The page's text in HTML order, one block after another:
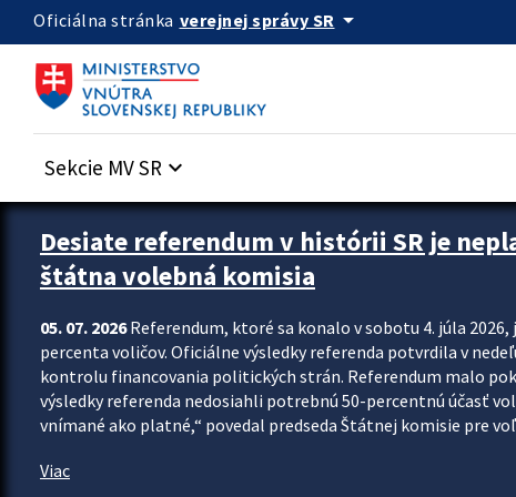
Preskocit na hlavný obsah
Oficiálna stránka verejnej správy SR arrow_drop_down
Sekcie MV SR keyboard_arrow_down
Zastavit automatický posun upútavok
Desiate referendum v histórii SR je
štátna volebná komisia
05. 07. 2026Referendum, ktoré sa konalo v sobotu 4. júla
percenta voličov. Oficiálne výsledky referenda potvrdila v
kontrolu financovania politických strán. Referendum malo
výsledky referenda nedosiahli potrebnú 50-percentnú účasť
vnímané ako platné,“ povedal predseda Štátnej komisie pre
Viac